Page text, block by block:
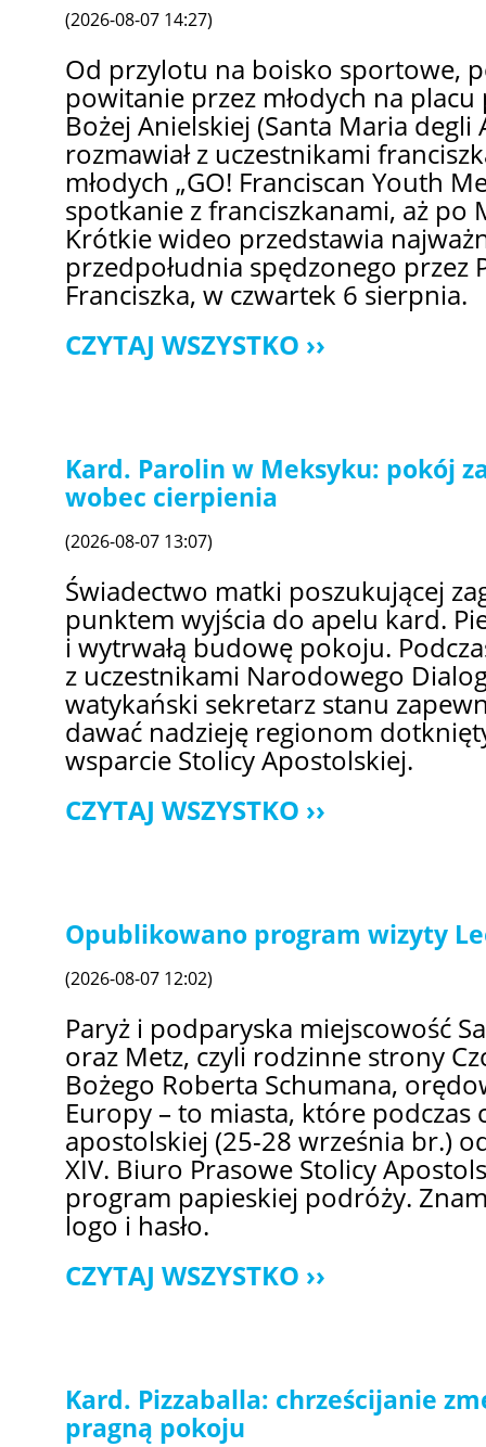
(2026-08-07 14:27)
Od przylotu na boisko sportowe,
powitanie przez młodych na
Bożej Anielskiej (Santa Maria degli
rozmawiał z uczestnikami
młodych „GO! Franciscan Youth
spotkanie z franciszkanami, aż po
Krótkie wideo przedstawia
przedpołudnia spędzonego przez
Franciszka, w czwartek 6 sierpnia.
CZYTAJ WSZYSTKO
Kard. Parolin w Meksyku: pokój
wobec cierpienia
(2026-08-07 13:07)
Świadectwo matki poszukującej
punktem wyjścia do apelu kard.
i wytrwałą budowę pokoju.
z uczestnikami Narodowego
watykański sekretarz stanu
dawać nadzieję regionom
wsparcie Stolicy Apostolskiej.
CZYTAJ WSZYSTKO
Opublikowano program wizyty
(2026-08-07 12:02)
Paryż i podparyska miejscowość
oraz Metz, czyli rodzinne strony
Bożego Roberta Schumana,
Europy – to miasta, które
apostolskiej (25-28 września br.)
XIV. Biuro Prasowe Stolicy
program papieskiej podróży.
logo i hasło.
CZYTAJ WSZYSTKO
Kard. Pizzaballa: chrześcijanie
pragną pokoju